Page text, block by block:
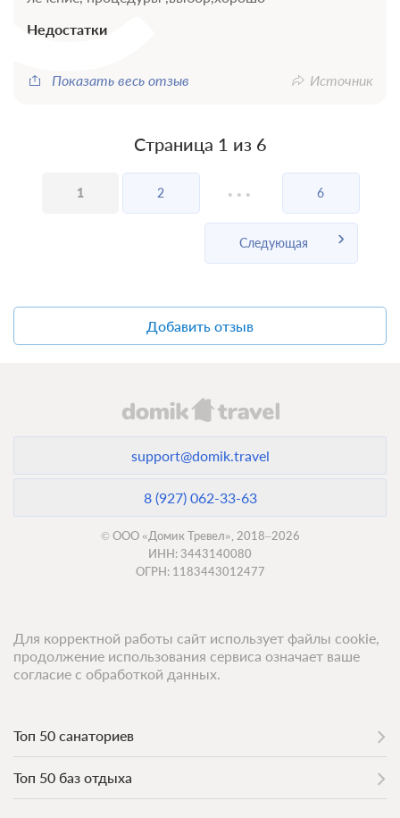
Трехразовое питание
Требуется предоплата
Санаторно-курортное лечение
В стоимость входит:
Трехразовое питание (диетическое)
Требуется предоплата
Трехразовое питание
Недостатки
Показать весь отзыв
Источник
Страница 1 из 6
1 2 ... 6
Следующая
Добавить отзыв
support@domik.travel
8 (927) 062-33-63
© ООО «Домик Тревел», 2018–2026
ИНН: 3443140080
ОГРН: 1183443012477
Топ 50 санаториев
Топ 50 баз отдыха
Для корректной работы сайт использует файлы cookie,
продолжение использования сервиса означает ваше
согласие с обработкой данных.